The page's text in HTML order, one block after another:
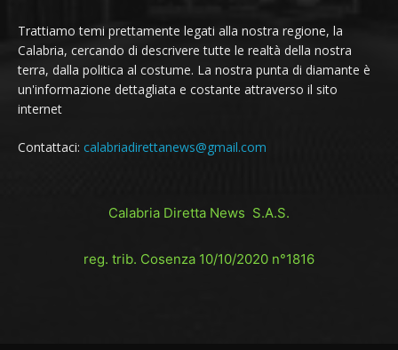
Trattiamo temi prettamente legati alla nostra regione, la
Calabria, cercando di descrivere tutte le realtà della nostra
terra, dalla politica al costume. La nostra punta di diamante è
un'informazione dettagliata e costante attraverso il sito
internet
Contattaci: calabriadirettanews@gmail.com
Calabria Diretta News S.A.S.
reg. trib. Cosenza 10/10/2020 n°1816